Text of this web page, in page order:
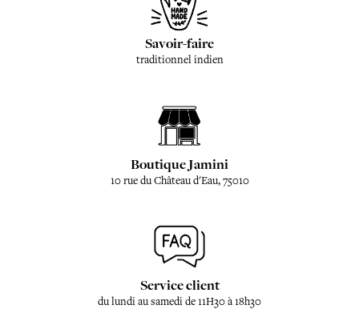
Savoir-faire
traditionnel indien
Boutique Jamini
10 rue du Château d'Eau, 75010
Service client
du lundi au samedi de 11H30 à 18h30